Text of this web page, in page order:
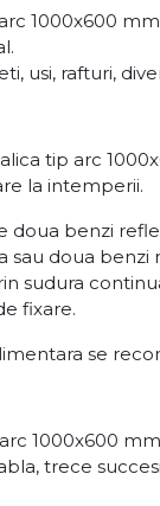
1000x600
usi, rafturi,
tip arc
la intemperii.
doua benzi
sau doua
sudura
fixare.
se
1000x600
trece